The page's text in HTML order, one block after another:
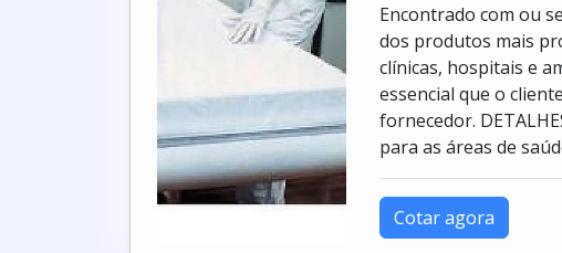
Encontrado com ou
dos produtos mais
clínicas, hospitais e
essencial que o
fornecedor.
para as áreas de
Cotar agora